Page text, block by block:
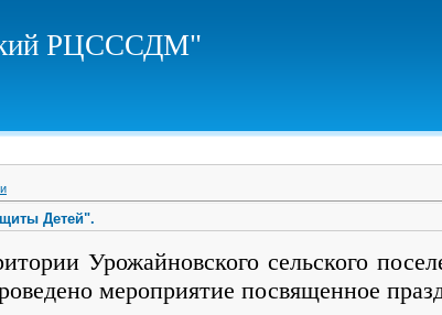
РЦСССДМ"
Детей".
Урожайновского сельского
мероприятие посвященное